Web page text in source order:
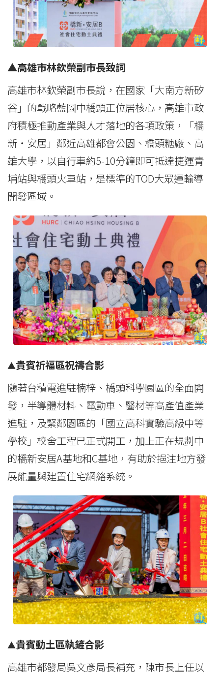
▲高雄市林欽榮副市長致詞
高雄市林欽榮副市長說，在國家「大南方新矽
谷」的戰略藍圖中橋頭正位居核心，高雄市政
府積極推動產業與人才落地的各項政策，「橋
新・安居」鄰近高雄都會公園、橋頭糖廠、高
雄大學，以自行車約5-10分鐘即可抵達捷運青
埔站與橋頭火車站，是標準的TOD大眾運輸導
開發區域。
▲貴賓祈福區祝禱合影
隨著台積電進駐楠梓、橋頭科學園區的全面開
發，半導體材料、電動車、醫材等高產值產業
進駐，及緊鄰園區的「國立高科實驗高級中等
學校」校舍工程已正式開工，加上正在規劃中
的橋新安居A基地和C基地，有助於挹注地方發
展能量與建置住宅網絡系統。
▲貴賓動土區執鏟合影
高雄市都發局吳文彥局長補充，陳市長上任以